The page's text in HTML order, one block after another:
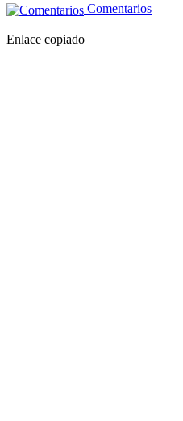
Comentarios
Enlace copiado